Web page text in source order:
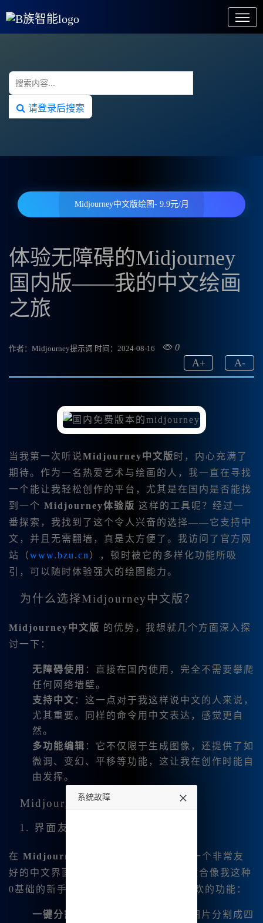
请登录后搜索
Midjourney中文版绘图- 9.9元/月
体验无障碍的Midjourney
国内版——我的中文绘画
之旅
作者：Midjourney提示词 时间：2024-08-16 0
A-
A+
当我第一次听说Midjourney中文版 时，内心充满了
期待。作为一名热爱艺术与绘画的人，我一直在寻找
一个能让我轻松创作的平台，尤其是在国内是否能找
到一个 Midjourney体验版 这样的工具呢？经过一
番探索，我找到了这个令人兴奋的选择——它支持中
文，并且无需翻墙，真是太方便了。我访问了官方网
站（www.bzu.cn ），顿时被它的多样化功能所吸
引，可以随时体验强大的绘图能力。
为什么选择Midjourney中文版？
Midjourney中文版 的优势，我想就几个方面深入探
讨一下：
无障碍使用 ：直接在国内使用，完全不需要攀爬
任何网络墙壁。
支持中文 ：这一点对于我这样说中文的人来说，
尤其重要。同样的命令用中文表达，感觉更自
然。
多功能编辑 ：它不仅限于生成图像，还提供了如
微调、变幻、平移等功能，这让我在创作时能自
由发挥。
Midjourney中文版的实用功能
1. 界面友好
在 Midjourney内网版
中，我发现它有一个非常友
好的中文界面。所有的操作都被简化，适合像我这种
0基础的新手用户。下面是几项我特别喜欢的功能：
一键分割
：可以轻松地将我创作的图片分割成四
系统故障